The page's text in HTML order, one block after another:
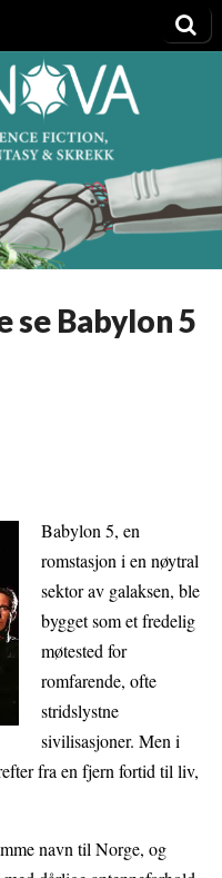
se Babylon 5
Babylon 5, en
romstasjon i en nøytral
sektor av galaksen, ble
bygget som et fredelig
møtested for
romfarende, ofte
stridslystne
sivilisasjoner. Men i
fra en fjern fortid til liv,
navn til Norge, og